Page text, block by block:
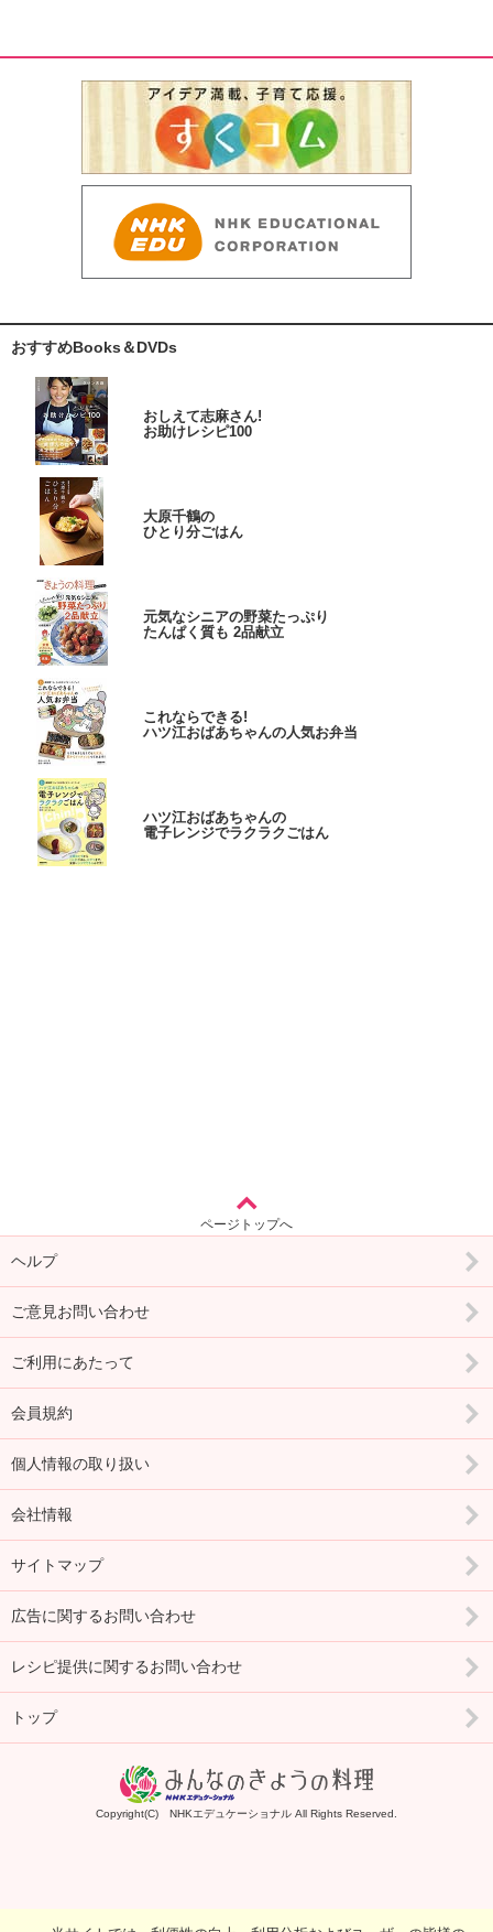
おすすめBooks＆DVDs
おしえて志麻さん!
お助けレシピ100
大原千鶴の
ひとり分ごはん
元気なシニアの野菜たっぷり
たんぱく質も 2品献立
これならできる!
ハツ江おばあちゃんの人気お弁当
ハツ江おばあちゃんの
電子レンジでラクラクごはん
ページトップへ
ヘルプ
ご意見お問い合わせ
ご利用にあたって
会員規約
個人情報の取り扱い
会社情報
サイトマップ
広告に関するお問い合わせ
レシピ提供に関するお問い合わせ
トップ
Copyright(C) NHKエデュケーショナル All Rights Reserved.